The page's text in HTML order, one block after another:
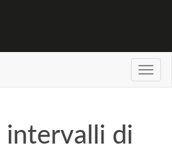
intervalli di